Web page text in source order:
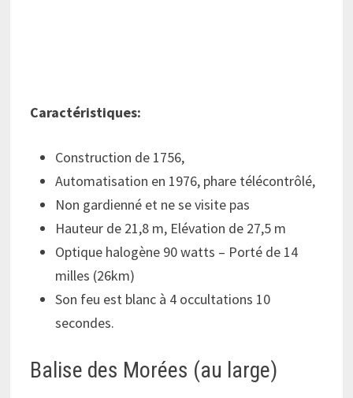
Caractéristiques:
Construction de 1756,
Automatisation en 1976, phare télécontrôlé,
Non gardienné et ne se visite pas
Hauteur de 21,8 m, Elévation de 27,5 m
Optique halogène 90 watts – Porté de 14
milles (26km)
Son feu est blanc à 4 occultations 10
secondes.
Balise des Morées (au large)